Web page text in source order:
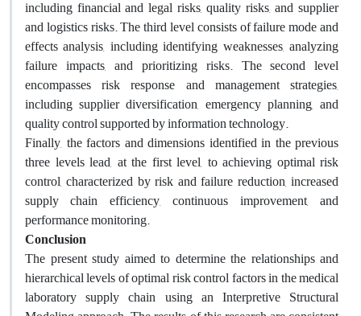
including financial and legal risks, quality risks, and supplier
and logistics risks. The third level consists of failure mode and
effects analysis, including identifying weaknesses, analyzing
failure impacts, and prioritizing risks. The second level
encompasses risk response and management strategies,
including supplier diversification, emergency planning, and
quality control supported by information technology.
Finally, the factors and dimensions identified in the previous
three levels lead, at the first level, to achieving optimal risk
control, characterized by risk and failure reduction, increased
supply chain efficiency, continuous improvement, and
performance monitoring.
Conclusion
The present study aimed to determine the relationships and
hierarchical levels of optimal risk control factors in the medical
laboratory supply chain using an Interpretive Structural